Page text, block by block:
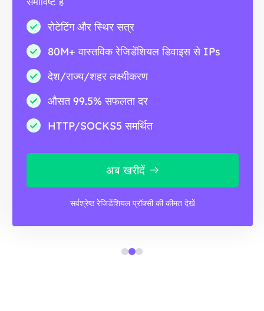
रोटेटिंग और स्थिर सत्र
80M+ वास्तविक रेजिडेंशियल डिवाइस से IPs
देश/राज्य/शहर लक्ष्यीकरण
औसत 99.5% सफलता दर
HTTP/SOCKS5 समर्थित
अब खरीदें
सर्वश्रेष्ठ रेजिडेंशियल प्रॉक्सी की कीमत देखें